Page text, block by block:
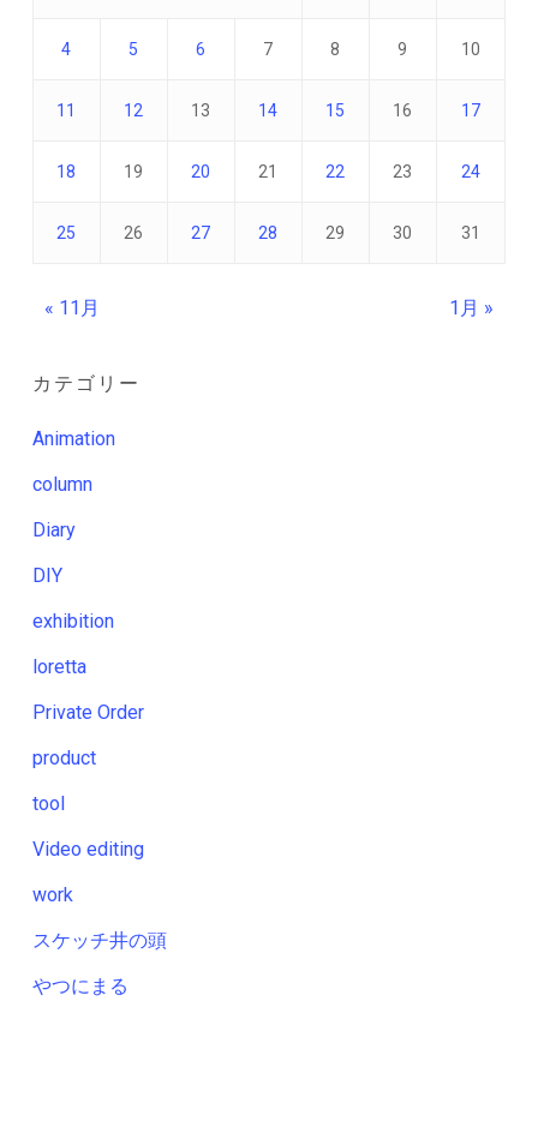
4 5 6 7 8 9 10
11 12 13 14 15 16 17
18 19 20 21 22 23 24
25 26 27 28 29 30 31
« 11月 1月 »
カテゴリー
Animation
column
Diary
DIY
exhibition
loretta
Private Order
product
tool
Video editing
work
スケッチ井の頭
やつにまる